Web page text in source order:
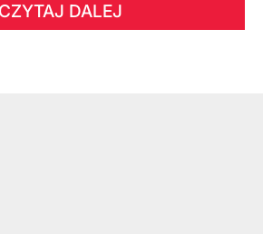
CZYTAJ DALEJ